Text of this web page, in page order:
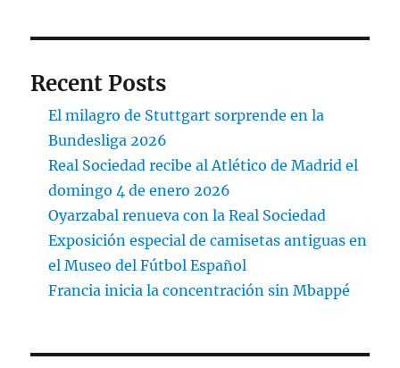
Recent Posts
El milagro de Stuttgart sorprende en la
Bundesliga 2026
Real Sociedad recibe al Atlético de Madrid el
domingo 4 de enero 2026
Oyarzabal renueva con la Real Sociedad
Exposición especial de camisetas antiguas en
el Museo del Fútbol Español
Francia inicia la concentración sin Mbappé